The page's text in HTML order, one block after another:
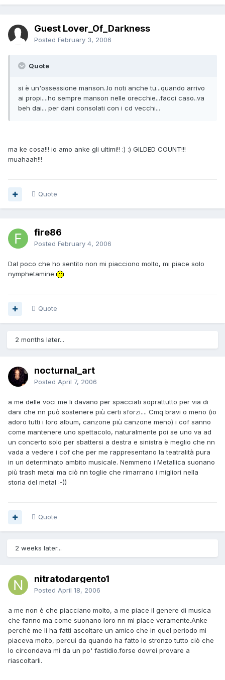
Guest Lover_Of_Darkness
Posted February 3, 2006
Quote
si è un'ossessione manson..lo noti anche tu...quando arrivo
ai propi....ho sempre manson nelle orecchie...facci caso..va
beh dai... per dani consolati con i cd vecchi...
ma ke cosa!!! io amo anke gli ultimi!! :) :) GILDED COUNT!!!
muahaah!!!
Quote
fire86
Posted February 4, 2006
Dal poco che ho sentito non mi piacciono molto, mi piace solo
nymphetamine
Quote
2 months later...
nocturnal_art
Posted April 7, 2006
a me delle voci me li davano per spacciati soprattutto per via di
dani che nn può sostenere più certi sforzi.... Cmq bravi o meno (io
adoro tutti i loro album, canzone più canzone meno) i cof sanno
come mantenere uno spettacolo, naturalmente poi se uno va ad
un concerto solo per sbattersi a destra e sinistra è meglio che nn
vada a vedere i cof che per me rappresentano la teatralità pura
in un determinato ambito musicale. Nemmeno i Metallica suonano
più trash metal ma ciò nn toglie che rimarrano i migliori nella
storia del metal :-))
Quote
2 weeks later...
nitratodargento1
Posted April 18, 2006
a me non è che piacciano molto, a me piace il genere di musica
che fanno ma come suonano loro nn mi piace veramente.Anke
perché me li ha fatti ascoltare un amico che in quel periodo mi
piaceva molto, percui da quando ha fatto lo stronzo tutto ciò che
lo circondava mi da un po' fastidio.forse dovrei provare a
riascoltarli.